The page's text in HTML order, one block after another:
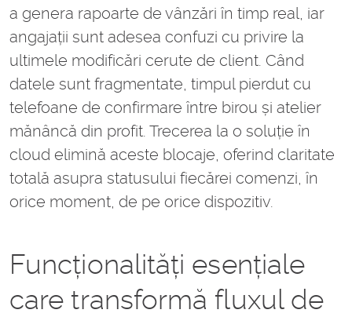
a genera rapoarte de vânzări în timp real, iar
angajații sunt adesea confuzi cu privire la
ultimele modificări cerute de client. Când
datele sunt fragmentate, timpul pierdut cu
telefoane de confirmare între birou și atelier
mănâncă din profit. Trecerea la o soluție în
cloud elimină aceste blocaje, oferind claritate
totală asupra statusului fiecărei comenzi, în
orice moment, de pe orice dispozitiv.
Funcționalități esențiale
care transformă fluxul de